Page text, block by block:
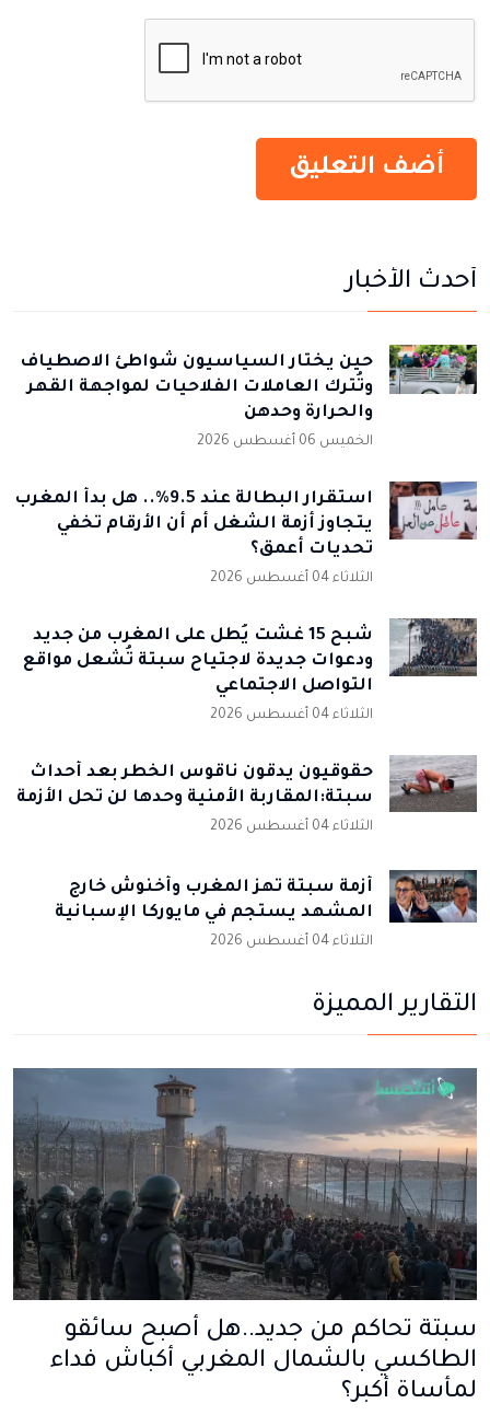
أحدث الأخبار
حين يختار السياسيون شواطئ الاصطياف
وتُترك العاملات الفلاحيات لمواجهة القهر
والحرارة وحدهن
الخميس 06 أغسطس 2026
استقرار البطالة عند 9.5%.. هل بدأ المغرب
يتجاوز أزمة الشغل أم أن الأرقام تخفي
تحديات أعمق؟
الثلاثاء 04 أغسطس 2026
شبح 15 غشت يُطل على المغرب من جديد
ودعوات جديدة لاجتياح سبتة تُشعل مواقع
التواصل الاجتماعي
الثلاثاء 04 أغسطس 2026
حقوقيون يدقون ناقوس الخطر بعد أحداث
سبتة:المقاربة الأمنية وحدها لن تحل الأزمة
الثلاثاء 04 أغسطس 2026
أزمة سبتة تهز المغرب وأخنوش خارج
المشهد يستجم في مايوركا الإسبانية
الثلاثاء 04 أغسطس 2026
التقارير المميزة
سبتة تحاكم من جديد..هل أصبح سائقو
الطاكسي بالشمال المغربي أكباش فداء
لمأساة أكبر؟